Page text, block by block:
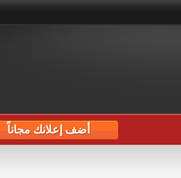
أضف إعلانك مجاناً